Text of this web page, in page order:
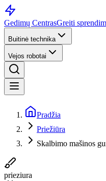
Gedimų CentrasGreiti
Buitinė technika
Vejos robotai
Pradžia
Priežiūra
Skalbimo mašinos
prieziura